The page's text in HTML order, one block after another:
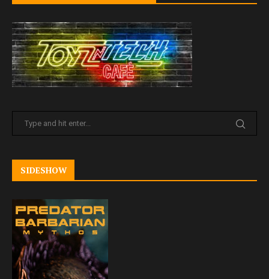
SIDESHOW